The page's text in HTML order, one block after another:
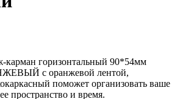
карман горизонтальный 90*54мм
с оранжевой лентой,
поможет организовать ваше
пространство и время.